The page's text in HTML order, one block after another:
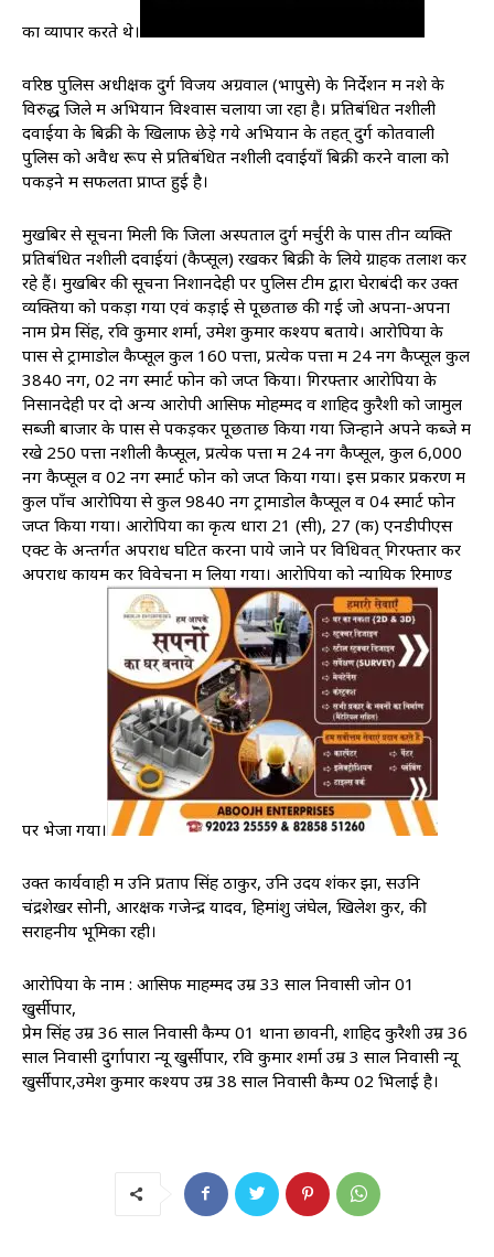
का व्यापार करते थे।
वरिष्ठ पुलिस अधीक्षक दुर्ग विजय अग्रवाल (भापुसे) के निर्देशन में नशे के
विरुद्ध जिले में अभियान विश्वास चलाया जा रहा है। प्रतिबंधित नशीली
दवाईयों के बिक्री के खिलाफ छेड़े गये अभियान के तहत् दुर्ग कोतवाली
पुलिस को अवैध रूप से प्रतिबंधित नशीली दवाईयाँ बिक्री करने वालों को
पकड़ने में सफलता प्राप्त हुई है।
मुखबिर से सूचना मिली कि जिला अस्पताल दुर्ग मर्चुरी के पास तीन व्यक्ति
प्रतिबंधित नशीली दवाईयां (कैप्सूल) रखकर बिक्री के लिये ग्राहक तलाश कर
रहे हैं। मुखबिर की सूचना निशानदेही पर पुलिस टीम द्वारा घेराबंदी कर उक्त
व्यक्तियों को पकड़ा गया एवं कड़ाई से पूछताछ की गई जो अपना-अपना
नाम प्रेम सिंह, रवि कुमार शर्मा, उमेश कुमार कश्यप बताये। आरोपियों के
पास से ट्रामाडोल कैप्सूल कुल 160 पत्ता, प्रत्येक पत्ता में 24 नग कैप्सूल कुल
3840 नग, 02 नग स्मार्ट फोन को जप्त किया। गिरफ्तार आरोपियों के
निसानदेही पर दो अन्य आरोपी आसिफ मोहम्मद व शाहिद कुरैशी को जामुल
सब्जी बाजार के पास से पकड़कर पूछताछ किया गया जिन्होंने अपने कब्जे में
रखे 250 पत्ता नशीली कैप्सूल, प्रत्येक पत्ता में 24 नग कैप्सूल, कुल 6,000
नग कैप्सूल व 02 नग स्मार्ट फोन को जप्त किया गया। इस प्रकार प्रकरण में
कुल पाँच आरोपियों से कुल 9840 नग ट्रामाडोल कैप्सूल व 04 स्मार्ट फोन
जप्त किया गया। आरोपियों का कृत्य धारा 21 (सी), 27 (क) एनडीपीएस
एक्ट के अन्तर्गत अपराध घटित करना पाये जाने पर विधिवत् गिरफ्तार कर
अपराध कायम कर विवेचना में लिया गया। आरोपियों को न्यायिक रिमाण्ड
पर भेजा गया।
उक्त कार्यवाही में उनि प्रताप सिंह ठाकुर, उनि उदय शंकर झा, सउनि
चंद्रशेखर सोनी, आरक्षक गजेन्द्र यादव, हिमांशु जंघेल, खिलेश कुरें, की
सराहनीय भूमिका रही।
आरोपियों के नाम : आसिफ माहम्मद उम्र 33 साल निवासी जोन 01
खुर्सीपार,
प्रेम सिंह उम्र 36 साल निवासी कैम्प 01 थाना छावनी, शाहिद कुरैशी उम्र 36
साल निवासी दुर्गापारा न्यू खुर्सीपार, रवि कुमार शर्मा उम्र 3 साल निवासी न्यू
खुर्सीपार,उमेश कुमार कश्यप उम्र 38 साल निवासी कैम्प 02 भिलाई है।